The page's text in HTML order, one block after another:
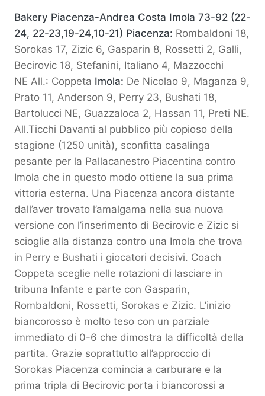
Bakery Piacenza-Andrea Costa Imola 73-92 (22-
24, 22-23,19-24,10-21) Piacenza: Rombaldoni 18,
Sorokas 17, Zizic 6, Gasparin 8, Rossetti 2, Galli,
Becirovic 18, Stefanini, Italiano 4, Mazzocchi
NE All.: Coppeta Imola: De Nicolao 9, Maganza 9,
Prato 11, Anderson 9, Perry 23, Bushati 18,
Bartolucci NE, Guazzaloca 2, Hassan 11, Preti NE.
All.Ticchi Davanti al pubblico più copioso della
stagione (1250 unità), sconfitta casalinga
pesante per la Pallacanestro Piacentina contro
Imola che in questo modo ottiene la sua prima
vittoria esterna. Una Piacenza ancora distante
dall’aver trovato l’amalgama nella sua nuova
versione con l’inserimento di Becirovic e Zizic si
scioglie alla distanza contro una Imola che trova
in Perry e Bushati i giocatori decisivi. Coach
Coppeta sceglie nelle rotazioni di lasciare in
tribuna Infante e parte con Gasparin,
Rombaldoni, Rossetti, Sorokas e Zizic. L’inizio
biancorosso è molto teso con un parziale
immediato di 0-6 che dimostra la difficoltà della
partita. Grazie soprattutto all’approccio di
Sorokas Piacenza comincia a carburare e la
prima tripla di Becirovic porta i biancorossi a